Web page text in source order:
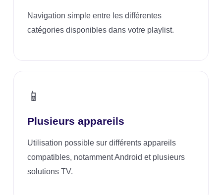
Navigation simple entre les différentes
catégories disponibles dans votre playlist.
📱
Plusieurs appareils
Utilisation possible sur différents appareils
compatibles, notamment Android et plusieurs
solutions TV.